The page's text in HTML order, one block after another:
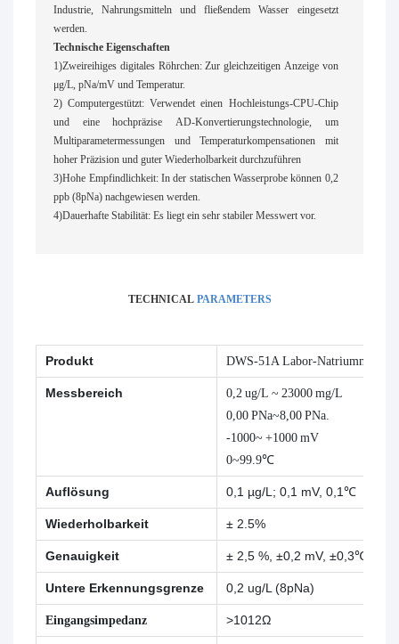
Industrie, Nahrungsmitteln und fließendem Wasser eingesetzt
werden.
Technische Eigenschaften
1)Zweireihiges digitales Röhrchen: Zur gleichzeitigen Anzeige von
μg/L, pNa/mV und Temperatur.
2) Computergestützt: Verwendet einen Hochleistungs-CPU-Chip
und eine hochpräzise AD-Konvertierungstechnologie, um
Multiparametermessungen und Temperaturkompensationen mit
hoher Präzision und guter Wiederholbarkeit durchzuführen
3)Hohe Empfindlichkeit: In der statischen Wasserprobe können 0,2
ppb (8pNa) nachgewiesen werden.
4)Dauerhafte Stabilität: Es liegt ein sehr stabiler Messwert vor.
TECHNICAL PARAMETERS
Produkt DWS-51A Labor-
Messbereich
0,2 ug/L ~ 23000 mg/L
0,00 PNa~8,00 PNa.
-1000~ +1000 mV
0~99.9℃
Auflösung 0,1 µg/L; 0,1 mV, 0,1℃
Wiederholbarkeit ± 2.5%
Genauigkeit ± 2,5 %, ±0,2 mV, ±0,3℃
Untere Erkennungsgrenze 0,2 ug/L (8pNa)
Eingangsimpedanz >1012Ω